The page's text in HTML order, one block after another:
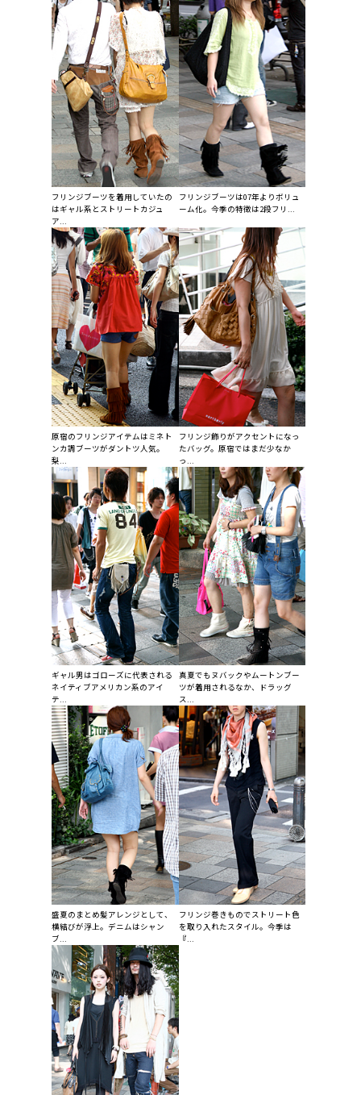
フリンジブーツを着用していたの
はギャル系とストリートカジュ
ア...
フリンジブーツは07年よりボリュ
ーム化。今季の特徴は2段フリ...
原宿のフリンジアイテムはミネト
ンカ調ブーツがダントツ人気。
梨...
フリンジ飾りがアクセントになっ
たバッグ。原宿ではまだ少なか
っ...
ギャル男はゴローズに代表される
ネイティブアメリカン系のアイ
テ...
真夏でもヌバックやムートンブー
ツが着用されるなか、ドラッグ
ス...
盛夏のまとめ髪アレンジとして、
横結びが浮上。デニムはシャン
ブ...
フリンジ巻きものでストリート色
を取り入れたスタイル。今季は
『...